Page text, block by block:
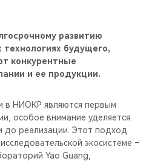
развитию
будущего,
конкурентные
и ее продукции.
в НИОКР являются первым
особое внимание уделяется
до реализации. Этот подход
экосистеме –
Yao Guang,